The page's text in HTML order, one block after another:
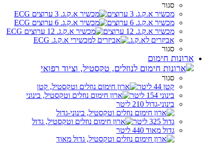
סגור
מכשיר א.ק.ג. 3 ערוצים
מכשיר א.ק.ג. 6 ערוצים
מכשיר א.ק.ג. 12 ערוצים
אביזרים לא.ק.ג.
סגור
ארונות חימום
סגור
קטן 44 ליטר
בינוני 154 ליטר
בינוני-גדול 210 ליטר
גדול 325 ליטר
גדול מאוד 440 ליטר